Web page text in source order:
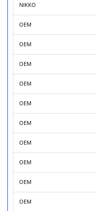
NIKKO
OEM
OEM
OEM
OEM
OEM
OEM
OEM
OEM
OEM
OEM